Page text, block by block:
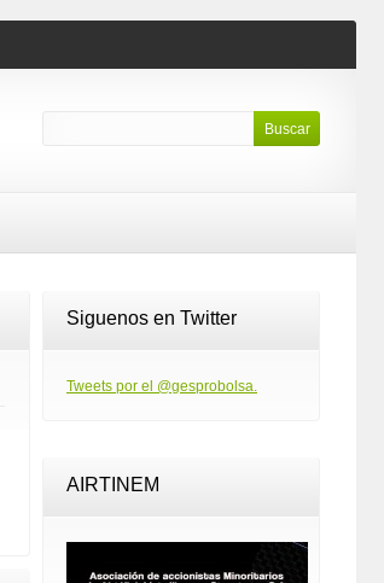
Siguenos en Twitter
Tweets por el @gesprobolsa.
AIRTINEM